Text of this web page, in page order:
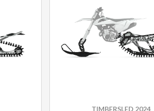
TIMBERSLED 2024